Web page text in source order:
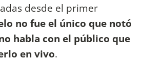
desde el primer
no fue el único que notó
habla con el público que
en vivo.